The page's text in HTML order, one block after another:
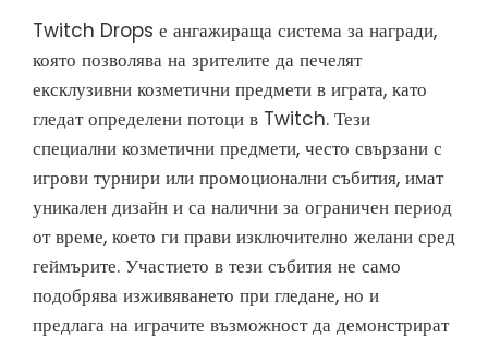
Twitch Drops е ангажираща система за награди,
която позволява на зрителите да печелят
ексклузивни козметични предмети в играта, като
гледат определени потоци в Twitch. Тези
специални козметични предмети, често свързани с
игрови турнири или промоционални събития, имат
уникален дизайн и са налични за ограничен период
от време, което ги прави изключително желани сред
геймърите. Участието в тези събития не само
подобрява изживяването при гледане, но и
предлага на играчите възможност да демонстрират